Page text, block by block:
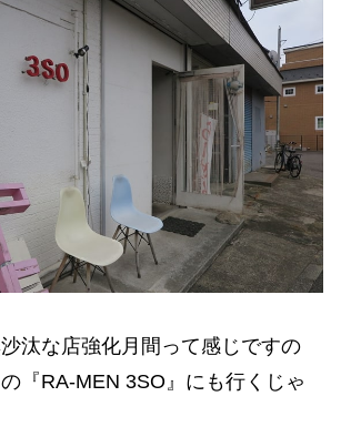
汰な店強化月間って感じですの
『RA-MEN 3SO』にも行くじゃ